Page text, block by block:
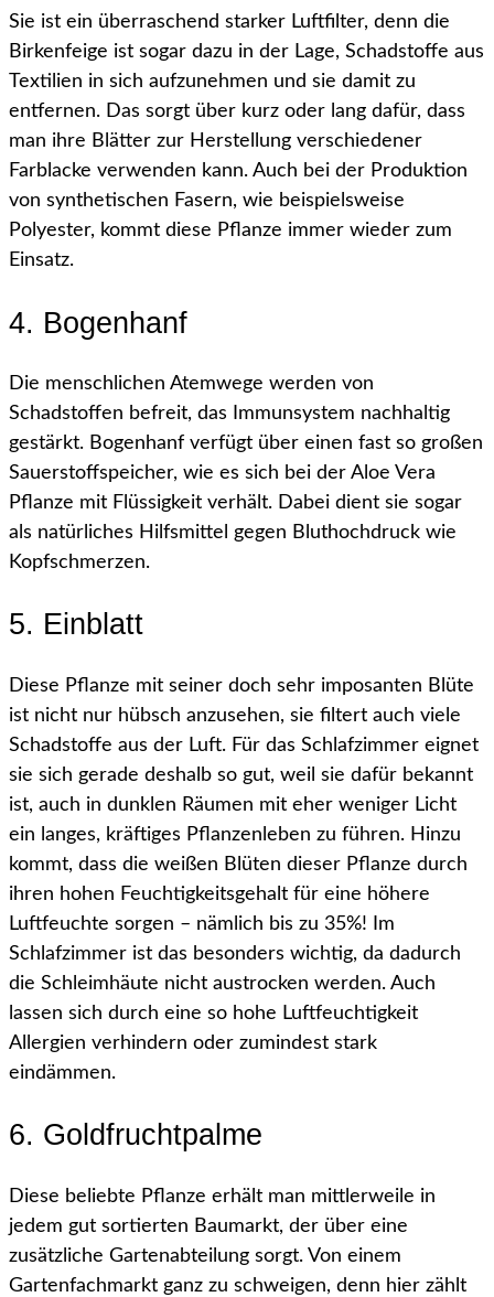
Sie ist ein überraschend starker Luftfilter, denn die
Birkenfeige ist sogar dazu in der Lage, Schadstoffe aus
Textilien in sich aufzunehmen und sie damit zu
entfernen. Das sorgt über kurz oder lang dafür, dass
man ihre Blätter zur Herstellung verschiedener
Farblacke verwenden kann. Auch bei der Produktion
von synthetischen Fasern, wie beispielsweise
Polyester, kommt diese Pflanze immer wieder zum
Einsatz.
4. Bogenhanf
Die menschlichen Atemwege werden von
Schadstoffen befreit, das Immunsystem nachhaltig
gestärkt. Bogenhanf verfügt über einen fast so großen
Sauerstoffspeicher, wie es sich bei der Aloe Vera
Pflanze mit Flüssigkeit verhält. Dabei dient sie sogar
als natürliches Hilfsmittel gegen Bluthochdruck wie
Kopfschmerzen.
5. Einblatt
Diese Pflanze mit seiner doch sehr imposanten Blüte
ist nicht nur hübsch anzusehen, sie filtert auch viele
Schadstoffe aus der Luft. Für das Schlafzimmer eignet
sie sich gerade deshalb so gut, weil sie dafür bekannt
ist, auch in dunklen Räumen mit eher weniger Licht
ein langes, kräftiges Pflanzenleben zu führen. Hinzu
kommt, dass die weißen Blüten dieser Pflanze durch
ihren hohen Feuchtigkeitsgehalt für eine höhere
Luftfeuchte sorgen – nämlich bis zu 35%! Im
Schlafzimmer ist das besonders wichtig, da dadurch
die Schleimhäute nicht austrocken werden. Auch
lassen sich durch eine so hohe Luftfeuchtigkeit
Allergien verhindern oder zumindest stark
eindämmen.
6. Goldfruchtpalme
Diese beliebte Pflanze erhält man mittlerweile in
jedem gut sortierten Baumarkt, der über eine
zusätzliche Gartenabteilung sorgt. Von einem
Gartenfachmarkt ganz zu schweigen, denn hier zählt